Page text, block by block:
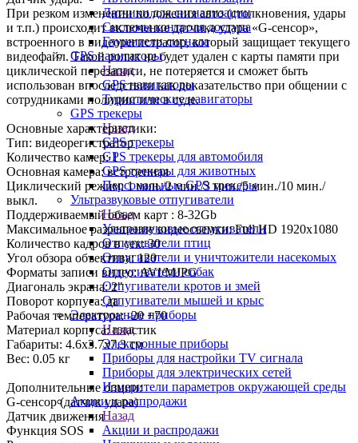
Датчики для сигнализации
Системы контроля доступа
Глушители сигнала
GPS навигаторы
Назад
GPS навигаторы
Туристические навигаторы
GPS трекеры
Назад
GPS трекеры
GPS трекеры для автомобиля
GPS трекеры для животных
Персональные GPS трекеры
Ультразвуковые отпугиватели
Назад
Ультразвуковые отпугиватели
Отпугиватели птиц
Отпугиватели и уничтожители насекомых
Отпугиватели собак
Отпугиватели кротов и змей
Отпугиватели мышей и крыс
Электронные приборы
Назад
Электронные приборы
Приборы для настройки TV сигнала
Приборы для электрических сетей
Измерители параметров окружающей среды
Акции и распродажи
Назад
Акции и распродажи
При резком изменении положения авто (столкновения, удары
и т.п.) происходит включение датчика удара «G-сенсор»,
встроенного в видеорегистратор, который защищает текущего
видеофайл. Такой ролик не будет удален с карты памяти при
циклической перезаписи, не потеряется и сможет быть
использован впоследствии как доказательство при общении с
сотрудниками полиции или в суде.
Основные характеристики:
Тип: видеорегистратор
Количество камер: 1
Основная камера: встроенная
Циклический режим: 1 мин./2 мин./3 мин./5 мин./10 мин./
выкл.
Поддерживаемый объем карт : 8-32Gb
Максимальное разрешение видеосъемки: Full HD 1920х1080
Количество кадров в сек: 30
Угол обзора объектива: 120
Форматы записи видео: AVI/MJPG
Диагональ экрана: 2"
Поворот корпуса: да
Рабочая температура: -20 +70
Материал корпуса: пластик
Габариты: 4.6x3.7x7.3 см
Вес: 0.05 кг
Дополнительные опции:
G-сенсор (датчик удара)
Датчик движения
Функция SOS